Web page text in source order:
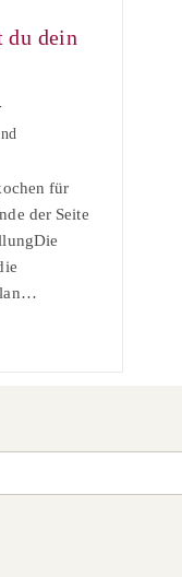
du dein
für
der Seite